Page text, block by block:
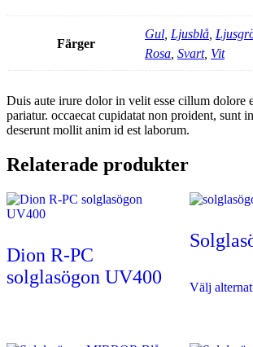
Färger
Gul, Ljusblå,
Rosa, Svart, Vit
Duis aute irure dolor in velit esse cillum dolore
pariatur. occaecat cupidatat non proident, sunt
deserunt mollit anim id est laborum.
Relaterade produkter
Dion R-PC
solglasögon UV400
Välj